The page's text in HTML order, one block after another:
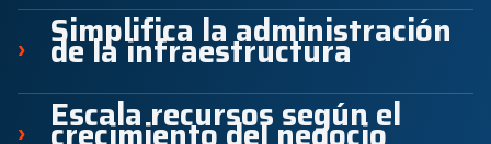
› Simplifica la administración
de la infraestructura
› Escala recursos según el